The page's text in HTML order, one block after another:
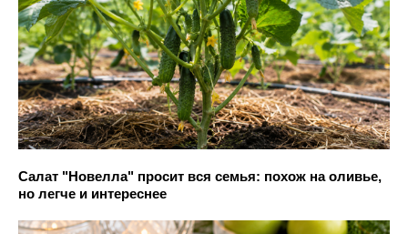
Салат "Новелла" просит вся семья: похож на оливье,
но легче и интереснее